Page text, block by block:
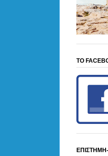
ΤΟ